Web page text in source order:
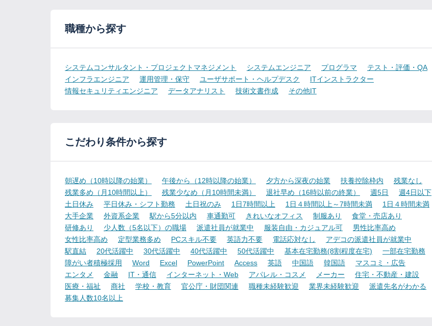
職種から探す
システムコンサルタント・プロジェクトマネジメント システムエンジニア プログラマ
テスト・評価・QA
インフラエンジニア
運用管理・保守 ユーザサポート・ヘルプデスク
ITインストラクター
情報セキュリティエンジニア
データアナリスト 技術文書作成 その他IT
こだわり条件から探す
朝遅め（10時以降の始業） 午後から（12時以降の始業） 夕方から深夜の始業 扶養控除枠内
残業なし
残業多め（月10時間以上）
残業少なめ（月10時間未満） 退社早め（16時以前の終業） 週5日
週4日以下
土日休み
平日休み・シフト勤務 土日祝のみ 1日7時間以上 1日４時間以上～7時間未満
1日４時間未満
大手企業
外資系企業 駅から5分以内 車通勤可 きれいなオフィス 制服あり
食堂・売店あり
研修あり
少人数（5名以下）の職場 派遣社員が就業中 服装自由・カジュアル可
男性比率高め
女性比率高め
定型業務多め PCスキル不要 英語力不要 電話応対なし
アデコの派遣社員が就業中
駅直結
20代活躍中 30代活躍中 40代活躍中 50代活躍中 基本在宅勤務(8割程度在宅)
一部在宅勤務
障がい者積極採用
Word Excel PowerPoint Access 英語 中国語 韓国語
マスコミ・広告
エンタメ
金融 IT・通信 インターネット・Web アパレル・コスメ メーカー
住宅・不動産・建設
医療・福祉
商社 学校・教育 官公庁・財団関連 職種未経験歓迎 業界未経験歓迎
派遣先名がわかる
募集人数10名以上